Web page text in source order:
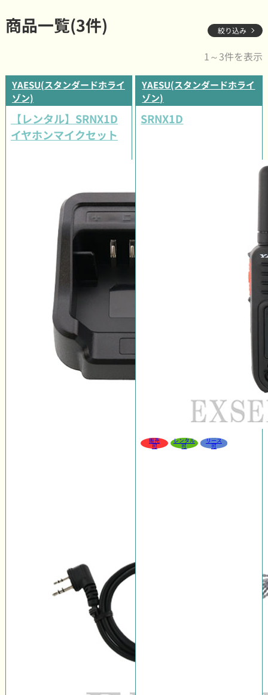
商品一覧(3件) 絞り込み
1～3件を表示
YAESU(スタンダードホライ
ゾン)
【レンタル】SRNX1D
イヤホンマイクセット
YAESU(スタンダードホライ
ゾン)
SRNX1D
販売
可
レンタル
可
リース
可